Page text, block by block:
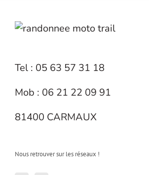
Tel : 05 63 57 31 18
Mob : 06 21 22 09 91
81400 CARMAUX
Nous retrouver sur les réseaux !